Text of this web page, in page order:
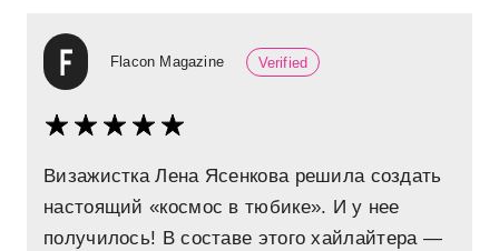
Flacon Magazine Verified
Визажистка Лена Ясенкова решила создать
настоящий «космос в тюбике». И у нее
получилось! В составе этого хайлайтера —